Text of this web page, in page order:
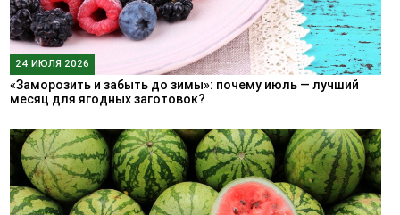
24 ИЮЛЯ 2026
«Заморозить и забыть до зимы»: почему июль — лучший
месяц для ягодных заготовок?